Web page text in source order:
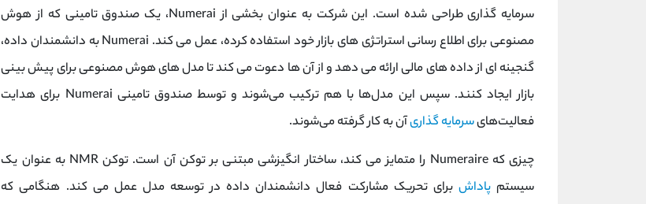
سرمایه گذاری طراحی شده است. این شرکت به عنوان بخشی از Numerai، یک صندوق تامینی که از هوش
مصنوعی برای اطلاع رسانی استراتژی های بازار خود استفاده کرده، عمل می کند. Numerai به دانشمندان داده،
گنجینه ای از داده های مالی ارائه می دهد و از آن ها دعوت می کند تا مدل های هوش مصنوعی برای پیش بینی
بازار ایجاد کنند. سپس این مدل‌ها با هم ترکیب می‌شوند و توسط صندوق تامینی Numerai برای هدایت
فعالیت‌هایسرمایه‌ گذاریآن به کار گرفته می‌شوند.
چیزی که Numeraire را متمایز می کند، ساختار انگیزشی مبتنی بر توکن آن است. توکن NMR به عنوان یک
سیستمپاداش برای تحریک مشارکت فعال دانشمندان داده در توسعه مدل عمل می کند. هنگامی که